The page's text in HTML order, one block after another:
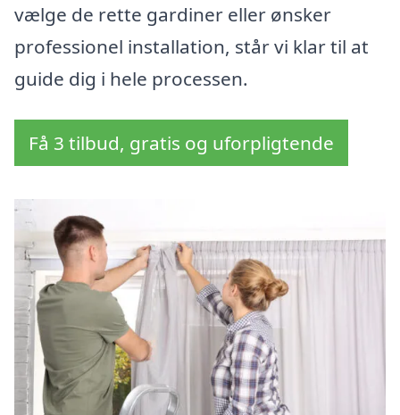
vælge de rette gardiner eller ønsker
professionel installation, står vi klar til at
guide dig i hele processen.
Få 3 tilbud, gratis og uforpligtende